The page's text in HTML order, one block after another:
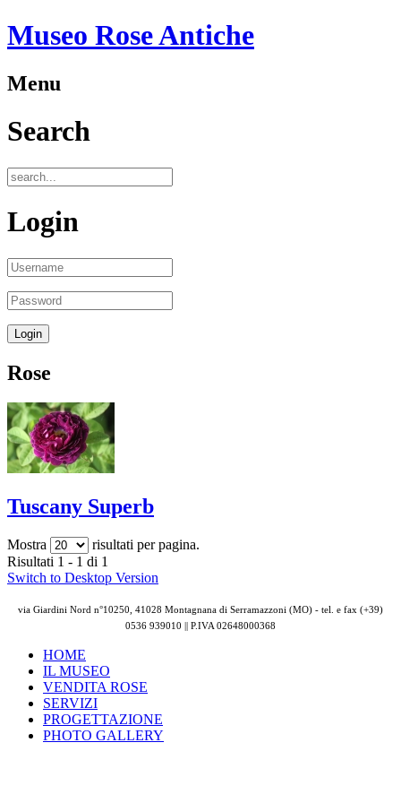
Museo Rose Antiche
Menu
Search
Login
Rose
Tuscany Superb
Mostra
risultati per pagina.
Risultati 1 - 1 di 1
Switch to Desktop Version
via Giardini Nord n°10250, 41028 Montagnana di Serramazzoni (MO) - tel. e fax (+39)
0536 939010 || P.IVA02648000368
HOME
IL MUSEO
VENDITA ROSE
SERVIZI
PROGETTAZIONE
PHOTO GALLERY